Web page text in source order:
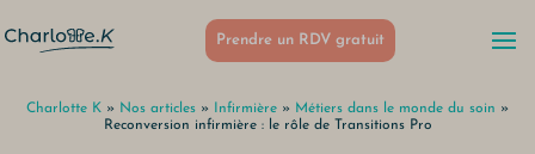
Prendre un RDV gratuit
Charlotte K » Nos articles » Infirmière » Métiers dans le monde du soin »
Reconversion infirmière : le rôle de Transitions Pro